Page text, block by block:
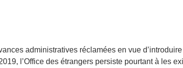
administratives réclamées en vue
l’Office des étrangers persiste pourtant à les